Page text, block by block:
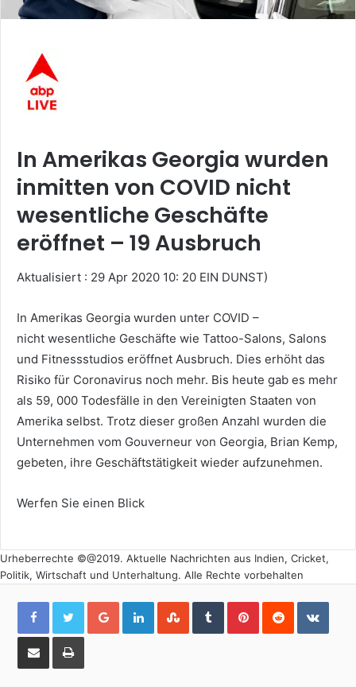
In Amerikas Georgia wurden
inmitten von COVID nicht
wesentliche Geschäfte
eröffnet – 19 Ausbruch
Aktualisiert : 29 Apr 2020 10: 20 EIN DUNST)
In Amerikas Georgia wurden unter COVID –
nicht wesentliche Geschäfte wie Tattoo-Salons, Salons
und Fitnessstudios eröffnet Ausbruch. Dies erhöht das
Risiko für Coronavirus noch mehr. Bis heute gab es mehr
als 59, 000 Todesfälle in den Vereinigten Staaten von
Amerika selbst. Trotz dieser großen Anzahl wurden die
Unternehmen vom Gouverneur von Georgia, Brian Kemp,
gebeten, ihre Geschäftstätigkeit wieder aufzunehmen.
Werfen Sie einen Blick
Urheberrechte ©@2019. Aktuelle Nachrichten aus Indien, Cricket,
Politik, Wirtschaft und Unterhaltung. Alle Rechte vorbehalten
Google+LinkedInStumbleUpon
TumblrPinterestReddit
Share
Email
Print